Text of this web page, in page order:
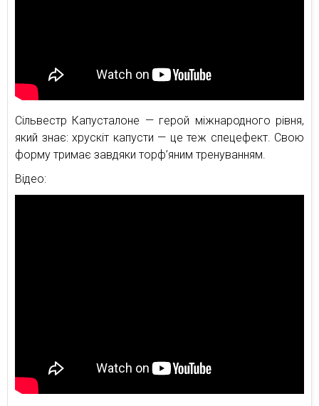
Сільвестр Капусталоне — герой міжнародного рівня,
який знає: хрускіт капусти — це теж спецефект. Свою
форму тримає завдяки торф’яним тренуванням.
Відео: